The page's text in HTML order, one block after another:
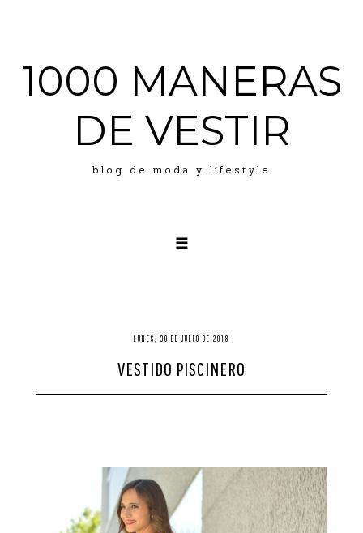
1000 MANERAS
DE VESTIR
blog de moda y lifestyle
☰
PRESS
CONTACTO
LUNES, 30 DE JULIO DE 2018
VESTIDO PISCINERO